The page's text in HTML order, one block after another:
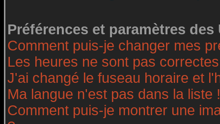
Préférences et paramètres
Comment puis-je changer mes
Les heures ne sont pas
J'ai changé le fuseau horaire et
Ma langue n'est pas dans la liste !
Comment puis-je montrer une